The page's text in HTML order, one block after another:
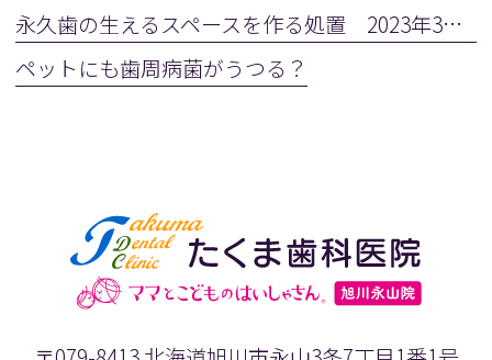
永久歯の生えるスペースを作る処置 2023年3月28日(火)
ペットにも歯周病菌がうつる？